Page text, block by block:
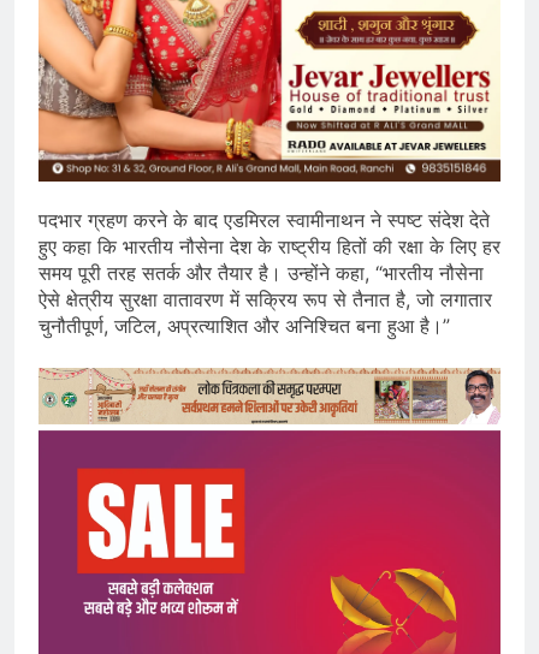
पदभार ग्रहण करने के बाद एडमिरल स्वामीनाथन ने स्पष्ट संदेश देते
हुए कहा कि भारतीय नौसेना देश के राष्ट्रीय हितों की रक्षा के लिए हर
समय पूरी तरह सतर्क और तैयार है। उन्होंने कहा, “भारतीय नौसेना
ऐसे क्षेत्रीय सुरक्षा वातावरण में सक्रिय रूप से तैनात है, जो लगातार
चुनौतीपूर्ण, जटिल, अप्रत्याशित और अनिश्चित बना हुआ है।”